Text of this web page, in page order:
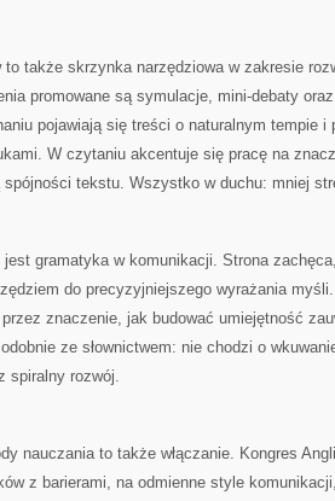
to także skrzynka narzędziowa w zakresie
promowane są symulacje, mini-debaty
pojawiają się treści o naturalnym tempie i
W czytaniu akcentuje się pracę na
tekstu. Wszystko w duchu: mniej
gramatyka w komunikacji. Strona
do precyzyjniejszego wyrażania
znaczenie, jak budować umiejętność
ze słownictwem: nie chodzi o
spiralny rozwój.
nauczania to także włączanie. Kongres
z barierami, na odmienne style